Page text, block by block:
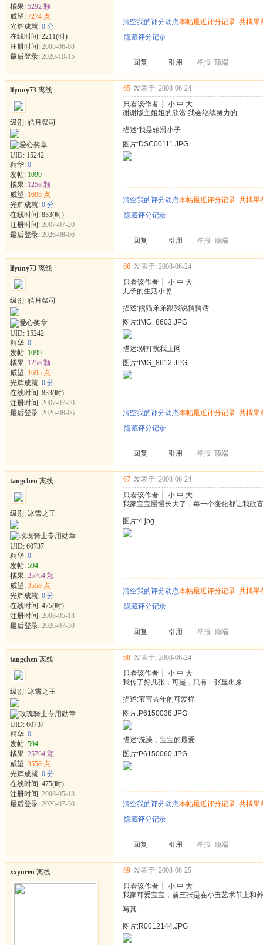
橘果: 5292 颗
威望: 7274 点
光辉成就: 0 分
在线时间: 2211(时)
注册时间: 2008-06-08
最后登录: 2020-10-15
清空我的评分动态本帖最近评分记录: 共橘果
隐藏评分记录
回复 引用 举报 顶端
lfyuny73 离线
级别: 皓月祭司
UID: 15242
精华: 0
发帖: 1099
橘果: 1258 颗
威望: 1695 点
光辉成就: 0 分
在线时间: 833(时)
注册时间: 2007-07-20
最后登录: 2026-08-06
65 发表于: 2008-06-24
只看该作者 ┊ 小 中 大
谢谢版主姐姐的欣赏,我会继续努力的.
描述:我是轮滑小子
图片:DSC00111.JPG
清空我的评分动态本帖最近评分记录: 共橘果
隐藏评分记录
回复 引用 举报 顶端
lfyuny73 离线
级别: 皓月祭司
UID: 15242
精华: 0
发帖: 1099
橘果: 1258 颗
威望: 1695 点
光辉成就: 0 分
在线时间: 833(时)
注册时间: 2007-07-20
最后登录: 2026-08-06
66 发表于: 2008-06-24
只看该作者 ┊ 小 中 大
儿子的生活小照
描述:熊猫弟弟跟我说悄悄话
图片:IMG_8603.JPG
描述:别打扰我上网
图片:IMG_8612.JPG
清空我的评分动态本帖最近评分记录: 共橘果
隐藏评分记录
回复 引用 举报 顶端
tangchen 离线
级别: 冰雪之王
UID: 60737
精华: 0
发帖: 594
橘果: 25764 颗
威望: 3558 点
光辉成就: 0 分
在线时间: 475(时)
注册时间: 2008-05-13
最后登录: 2026-07-30
67 发表于: 2008-06-24
只看该作者 ┊ 小 中 大
我家宝宝慢慢长大了，每一个变化都让我欣喜
图片:4.jpg
清空我的评分动态本帖最近评分记录: 共橘果
隐藏评分记录
回复 引用 举报 顶端
tangchen 离线
级别: 冰雪之王
UID: 60737
精华: 0
发帖: 594
橘果: 25764 颗
威望: 3558 点
光辉成就: 0 分
在线时间: 475(时)
注册时间: 2008-05-13
最后登录: 2026-07-30
68 发表于: 2008-06-24
只看该作者 ┊ 小 中 大
我传了好几张，可是，只有一张显出来
描述:宝宝去年的可爱样
图片:P6150038.JPG
描述:洗澡，宝宝的最爱
图片:P6150060.JPG
清空我的评分动态本帖最近评分记录: 共橘果
隐藏评分记录
回复 引用 举报 顶端
xxyuren 离线 69 发表于: 2008-06-25
只看该作者 ┊ 小 中 大
我家可爱宝宝，前三张是在小丑艺术节上和
写真
图片:R0012144.JPG